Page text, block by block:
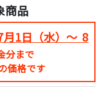
商品
月1日（水）～ 8
分まで
価格です